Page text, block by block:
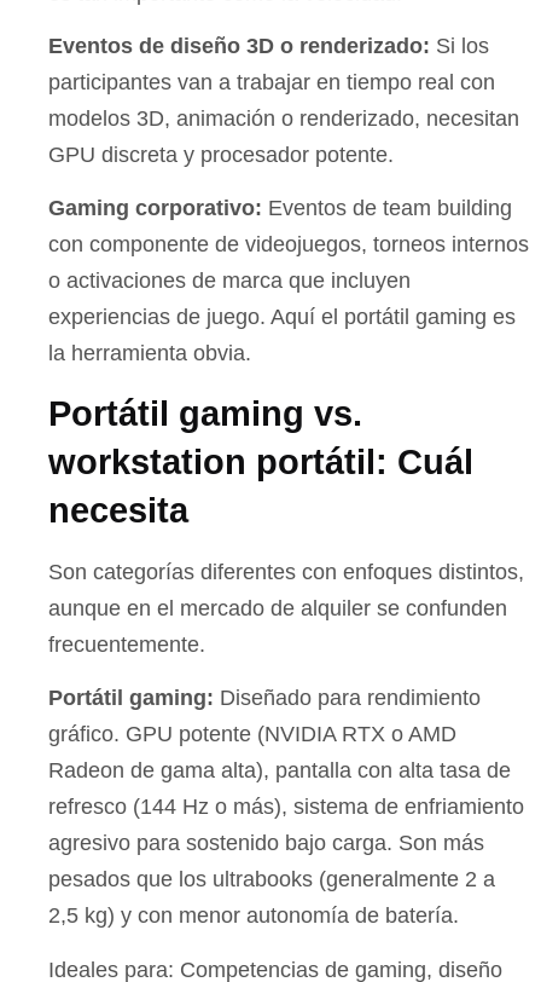
Eventos de diseño 3D o renderizado: Si los
participantes van a trabajar en tiempo real con
modelos 3D, animación o renderizado, necesitan
GPU discreta y procesador potente.
Gaming corporativo: Eventos de team building
con componente de videojuegos, torneos internos
o activaciones de marca que incluyen
experiencias de juego. Aquí el portátil gaming es
la herramienta obvia.
Portátil gaming vs.
workstation portátil: Cuál
necesita
Son categorías diferentes con enfoques distintos,
aunque en el mercado de alquiler se confunden
frecuentemente.
Portátil gaming: Diseñado para rendimiento
gráfico. GPU potente (NVIDIA RTX o AMD
Radeon de gama alta), pantalla con alta tasa de
refresco (144 Hz o más), sistema de enfriamiento
agresivo para sostenido bajo carga. Son más
pesados que los ultrabooks (generalmente 2 a
2,5 kg) y con menor autonomía de batería.
Ideales para: Competencias de gaming, diseño